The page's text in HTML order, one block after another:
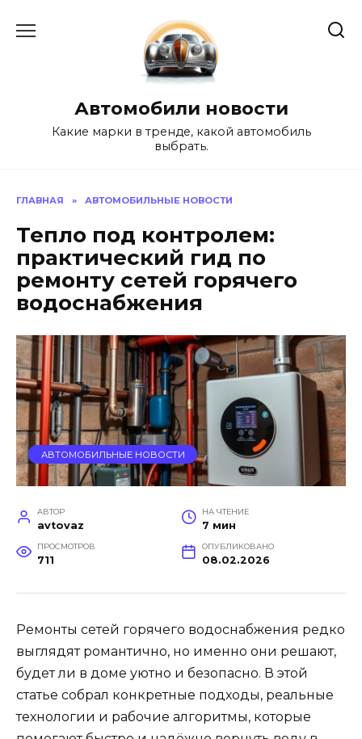
Автомобили новости
Какие марки в тренде, какой автомобиль
выбрать.
ГЛАВНАЯ » АВТОМОБИЛЬНЫЕ НОВОСТИ
Тепло под контролем:
практический гид по
ремонту сетей горячего
водоснабжения
АВТОМОБИЛЬНЫЕ НОВОСТИ
АВТОР
avtovaz
НА ЧТЕНИЕ
7 мин
ПРОСМОТРОВ
711
ОПУБЛИКОВАНО
08.02.2026
Ремонты сетей горячего водоснабжения редко
выглядят романтично, но именно они решают,
будет ли в доме уютно и безопасно. В этой
статье собрал конкретные подходы, реальные
технологии и рабочие алгоритмы, которые